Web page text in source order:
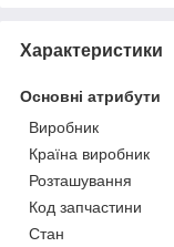
Характеристики
Основні атрибути
Виробник
Країна виробник
Розташування
Код запчастини
Стан